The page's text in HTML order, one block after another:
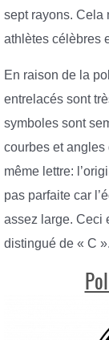
sept rayons. Cela
athlètes célèbres
En raison de la
entrelacés sont
symboles sont
courbes et angles
même lettre:
pas parfaite car
assez large. Ceci
distingué de « C ».